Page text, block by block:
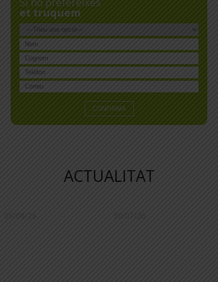
et truquem
ACTUALITAT
05/08/26 30/07/26